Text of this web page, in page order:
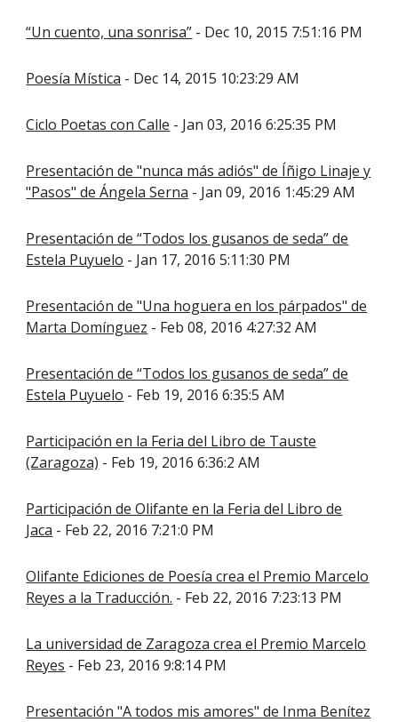
“Un cuento, una sonrisa” - Dec 10, 2015 7:51:16 PM
Poesía Mística - Dec 14, 2015 10:23:29 AM
Ciclo Poetas con Calle - Jan 03, 2016 6:25:35 PM
Presentación de "nunca más adiós" de Íñigo Linaje y
"Pasos" de Ángela Serna - Jan 09, 2016 1:45:29 AM
Presentación de “Todos los gusanos de seda” de
Estela Puyuelo - Jan 17, 2016 5:11:30 PM
Presentación de "Una hoguera en los párpados" de
Marta Domínguez - Feb 08, 2016 4:27:32 AM
Presentación de “Todos los gusanos de seda” de
Estela Puyuelo - Feb 19, 2016 6:35:5 AM
Participación en la Feria del Libro de Tauste
(Zaragoza) - Feb 19, 2016 6:36:2 AM
Participación de Olifante en la Feria del Libro de
Jaca - Feb 22, 2016 7:21:0 PM
Olifante Ediciones de Poesía crea el Premio Marcelo
Reyes a la Traducción. - Feb 22, 2016 7:23:13 PM
La universidad de Zaragoza crea el Premio Marcelo
Reyes - Feb 23, 2016 9:8:14 PM
Presentación "A todos mis amores" de Inma Benítez